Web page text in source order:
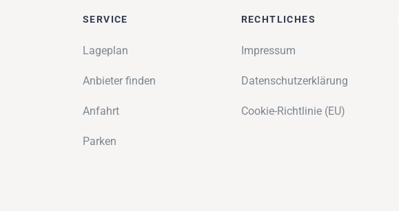
SERVICE
Lageplan
Anbieter finden
Anfahrt
Parken
RECHTLICHES
Impressum
Datenschutzerklärung
Cookie-Richtlinie (EU)